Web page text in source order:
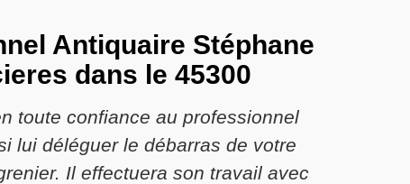
Antiquaire Stéphane
dans le 45300
toute confiance au professionnel
lui déléguer le débarras de votre
Il effectuera son travail avec